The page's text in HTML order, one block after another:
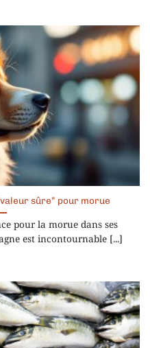
sûre” pour morue
pour la morue dans ses
est incontournable [...]